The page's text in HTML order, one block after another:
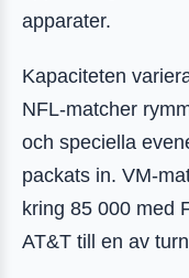
apparater.
Kapaciteten
NFL-matcher
och speciella
packats in. VM-
kring 85 000 med
AT&T till en av